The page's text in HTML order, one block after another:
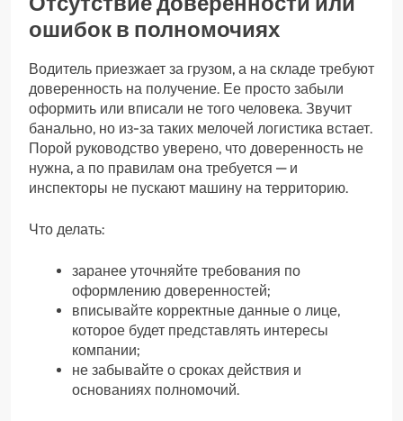
ошибок в полномочиях
Водитель приезжает за грузом, а на складе требуют
доверенность на получение. Ее просто забыли
оформить или вписали не того человека. Звучит
банально, но из-за таких мелочей логистика встает.
Порой руководство уверено, что доверенность не
нужна, а по правилам она требуется — и
инспекторы не пускают машину на территорию.
Что делать:
заранее уточняйте требования по
оформлению доверенностей;
вписывайте корректные данные о лице,
которое будет представлять интересы
компании;
не забывайте о сроках действия и
основаниях полномочий.